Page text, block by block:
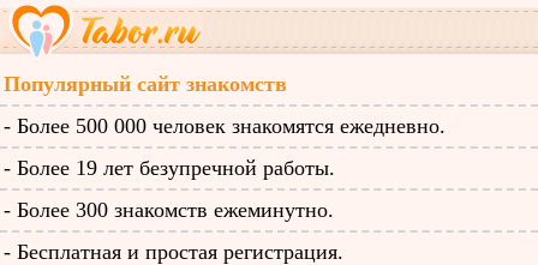
Популярный сайт знакомств
- Более 500 000 человек знакомятся ежедневно.
- Более 19 лет безупречной работы.
- Более 300 знакомств ежеминутно.
- Бесплатная и простая регистрация.